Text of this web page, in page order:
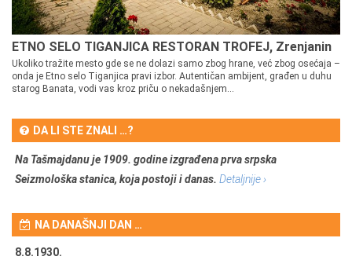
ETNO SELO TIGANJICA RESTORAN TROFEJ, Zrenjanin
Ukoliko tražite mesto gde se ne dolazi samo zbog hrane, već zbog osećaja –
onda je Etno selo Tiganjica pravi izbor. Autentičan ambijent, građen u duhu
starog Banata, vodi vas kroz priču o nekadašnjem...
DA LI STE ZNALI …?
Na Tašmajdanu je 1909. godine izgrađena prva srpska
Seizmološka stanica, koja postoji i danas. Detaljnije ›
NA DANAŠNJI DAN …
8.8.1930.